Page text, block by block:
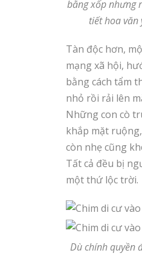
bằng xốp nhưng
tiết hoa văn
Tàn độc hơn,
mạng xã hội,
bằng cách tẩm
nhỏ rồi rải lên
Những con cò
khắp mặt
còn nhẹ cũng
Tất cả đều bị
một thứ lộc trời.
Dù chính quyền